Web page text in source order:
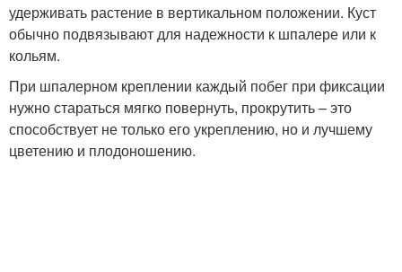
удерживать растение в вертикальном положении. Куст
обычно подвязывают для надежности к шпалере или к
кольям.
При шпалерном креплении каждый побег при фиксации
нужно стараться мягко повернуть, прокрутить – это
способствует не только его укреплению, но и лучшему
цветению и плодоношению.